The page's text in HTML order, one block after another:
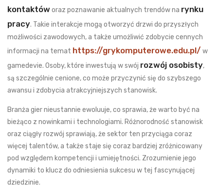
kontaktóworaz poznawanie aktualnych trendów na rynku
pracy. Takie interakcje mogą otworzyć drzwi do przyszłych
możliwości zawodowych, a także umożliwić zdobycie cennych
informacji na temat https://grykomputerowe.edu.pl/ w
gamedevie. Osoby, które inwestują w swój rozwój osobisty,
są szczególnie cenione, co może przyczynić się do szybszego
awansu i zdobycia atrakcyjniejszych stanowisk.
Branża gier nieustannie ewoluuje, co sprawia, że warto być na
bieżąco z nowinkami i technologiami. Różnorodność stanowisk
oraz ciągły rozwój sprawiają, że sektor ten przyciąga coraz
więcej talentów, a także staje się coraz bardziej zróżnicowany
pod względem kompetencji i umiejętności. Zrozumienie jego
dynamiki to klucz do odniesienia sukcesu w tej fascynującej
dziedzinie.